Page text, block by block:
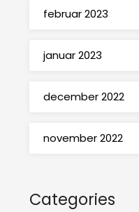
februar 2023
januar 2023
december 2022
november 2022
Categories